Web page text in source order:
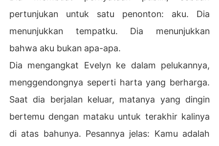
pertunjukan untuk satu penonton: aku. Dia
menunjukkan tempatku. Dia menunjukkan
bahwa aku bukan apa-apa.
Dia mengangkat Evelyn ke dalam pelukannya,
menggendongnya seperti harta yang berharga.
Saat dia berjalan keluar, matanya yang dingin
bertemu dengan mataku untuk terakhir kalinya
di atas bahunya. Pesannya jelas: Kamu adalah